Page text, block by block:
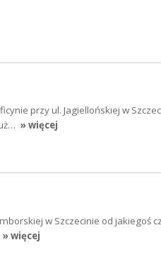
przy ul. Jagiellońskiej w
» więcej
w Szczecinie od jakiegoś
» więcej